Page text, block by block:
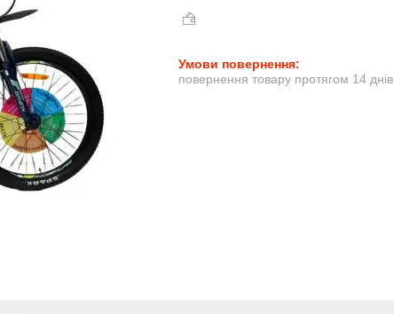
повернення товару протягом 14 днів